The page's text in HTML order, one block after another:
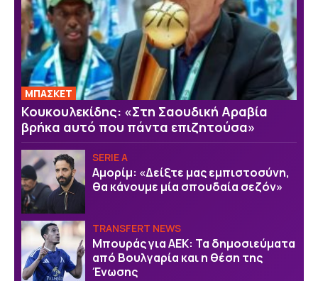
ΜΠΑΣΚΕΤ
Κουκουλεκίδης: «Στη Σαουδική Αραβία
βρήκα αυτό που πάντα επιζητούσα»
SERIE A
Αμορίμ: «Δείξτε μας εμπιστοσύνη,
θα κάνουμε μία σπουδαία σεζόν»
TRANSFERT NEWS
Μπουράς για ΑΕΚ: Τα δημοσιεύματα
από Βουλγαρία και η θέση της
Ένωσης